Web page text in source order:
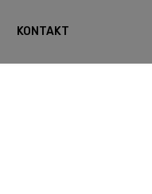
KONTAKT